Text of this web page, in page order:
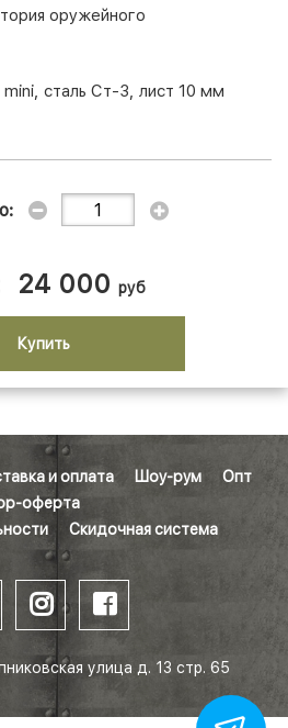
оружейного
сталь Ст-3, лист 10 мм
24 000 руб
Купить
и оплата Шоу-рум
Опт
оферта
Скидочная система
улица д. 13 стр. 65